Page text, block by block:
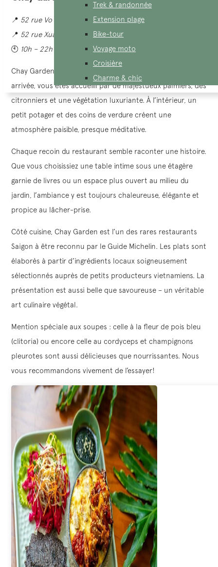
Trek & randonnée
Extension plage
Bike-tour
Voyage moto
Croisière
Charme & chic
📍 52 rue Vo Van Tan, 3ᵉ arrondissement
📍 52 rue Xuan Thuy, ville de Thu Duc
🕙 10h – 22h
Chay Garden est niché au cœur de la ville. Dès votre
arrivée, vous êtes accueilli par de majestueux palmiers, des
citronniers et une végétation luxuriante. À l’intérieur, un
petit potager et des coins de verdure créent une
atmosphère paisible, presque méditative.
Chaque recoin du restaurant semble raconter une histoire.
Que vous choisissiez une table intime sous une étagère
garnie de livres ou un espace plus ouvert au milieu du
jardin, l’ambiance y est toujours chaleureuse, élégante et
propice au lâcher-prise.
Côté cuisine, Chay Garden est l’un des rares restaurants
Saigon à être reconnu par le Guide Michelin. Les plats sont
élaborés à partir d’ingrédients locaux soigneusement
sélectionnés auprès de petits producteurs vietnamiens. La
présentation est aussi belle que savoureuse – un véritable
art culinaire végétal.
Mention spéciale aux soupes : celle à la fleur de pois bleu
(clitoria) ou encore celle au cordyceps et champignons
pleurotes sont aussi délicieuses que nourrissantes. Nous
vous recommandons vivement de l’essayer!